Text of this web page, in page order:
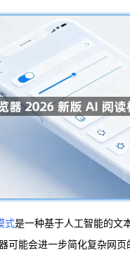
式是一种基于人工智能的文
能会进一步简化复杂网页